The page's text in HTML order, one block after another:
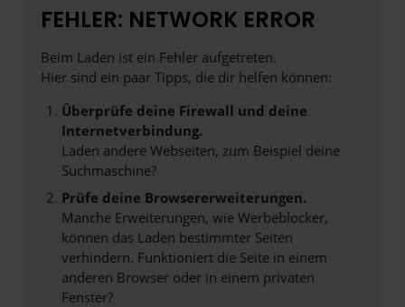
FEHLER: NETWORK ERROR
Beim Laden ist ein Fehler aufgetreten.
Hier sind ein paar Tipps, die dir helfen können:
Überprüfe deine Firewall und deine
Internetverbindung.
Laden andere Webseiten, zum Beispiel deine
Suchmaschine?
Prüfe deine Browsererweiterungen.
Manche Erweiterungen, wie Werbeblocker,
können das Laden bestimmter Seiten
verhindern. Funktioniert die Seite in einem
anderen Browser oder in einem privaten
Fenster?